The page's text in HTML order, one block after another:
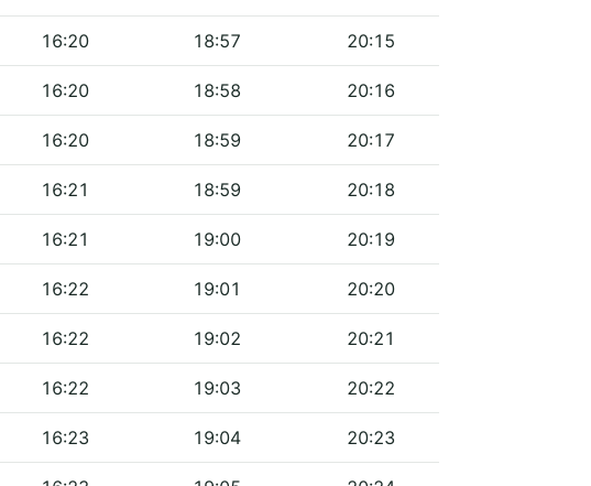
16:20 18:57 20:15
16:20 18:58 20:16
16:20 18:59 20:17
16:21 18:59 20:18
16:21 19:00 20:19
16:22 19:01 20:20
16:22 19:02 20:21
16:22 19:03 20:22
16:23 19:04 20:23